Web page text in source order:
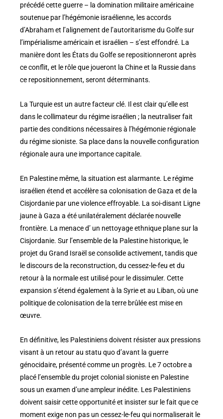
précédé cette guerre – la domination militaire américaine
soutenue par l’hégémonie israélienne, les accords
d’Abraham et l’alignement de l’autoritarisme du Golfe sur
l’impérialisme américain et israélien – s’est effondré. La
manière dont les États du Golfe se repositionneront après
ce conflit, et le rôle que joueront la Chine et la Russie dans
ce repositionnement, seront déterminants.
La Turquie est un autre facteur clé. Il est clair qu’elle est
dans le collimateur du régime israélien ; la neutraliser fait
partie des conditions nécessaires à l’hégémonie régionale
du régime sioniste. Sa place dans la nouvelle configuration
régionale aura une importance capitale.
En Palestine même, la situation est alarmante. Le régime
israélien étend et accélère sa colonisation de Gaza et de la
Cisjordanie par une violence effroyable. La soi-disant Ligne
jaune à Gaza a été unilatéralement déclarée nouvelle
frontière. La menace d’ un nettoyage ethnique plane sur la
Cisjordanie. Sur l’ensemble de la Palestine historique, le
projet du Grand Israël se consolide activement, tandis que
le discours de la reconstruction, du cessez-le-feu et du
retour à la normale est utilisé pour le dissimuler. Cette
expansion s’étend également à la Syrie et au Liban, où une
politique de colonisation de la terre brûlée est mise en
œuvre.
En définitive, les Palestiniens doivent résister aux pressions
visant à un retour au statu quo d’avant la guerre
génocidaire, présenté comme un progrès. Le 7 octobre a
placé l’ensemble du projet colonial sioniste en Palestine
sous un examen d’une ampleur inédite. Les Palestiniens
doivent saisir cette opportunité et insister sur le fait que ce
moment exige non pas un cessez-le-feu qui normaliserait le